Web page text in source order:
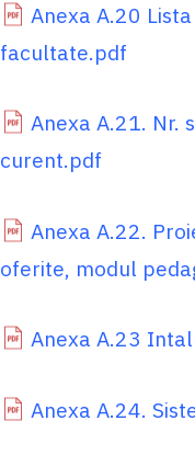
Anexa A.20
facultate.pdf
Anexa A.21. Nr.
curent.pdf
Anexa A.22.
oferite, modul
Anexa A.23
Anexa A.24.